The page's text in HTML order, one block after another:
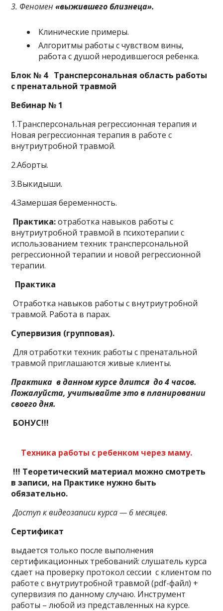
3. Феномен«выжившего близнеца».
Клинические примеры.
Алгоритмы работы с чувством вины,
работа с душой неродившегося ребенка.
Блок № 4 Трансперсональная область работы
с пренатальной травмой
Вебинар № 1
1.Трансперсональная регрессионная терапия и
Новая регрессионная терапия в работе с
внутриутробной травмой.
2.Аборты.
3.Выкидыши.
4.Замершая беременность.
Практика:отработка навыков работы с
внутриутробной травмой в психотерапии с
использованием техник трансперсональной
регрессионной терапии и новой регрессионной
терапии.
Практика
Отработка навыков работы с внутриутробной
травмой. Работа в парах.
Супервизия (групповая).
Для отработки техник работы с пренатальной
травмой приглашаются живые клиенты.
Практика в данном курсе длится до 4 часов.
Пожалуйста, учитывайте это в планировании
своего дня.
БОНУС!!!
Техника работы с ребенком через маму.
!!! Теоретический материал можно смотреть
в записи, на Практике нужно быть
обязательно.
Доступ к видеозаписи курса — 6 месяцев.
Сертификат
выдается только после выполнения
сертификационных требований: слушатель курса
сдает на проверку протокол сессии с клиентом по
работе с внутриутробной травмой (pdf-файл) +
супервизия по данному случаю. Инструмент
работы – любой из представленных на курсе.